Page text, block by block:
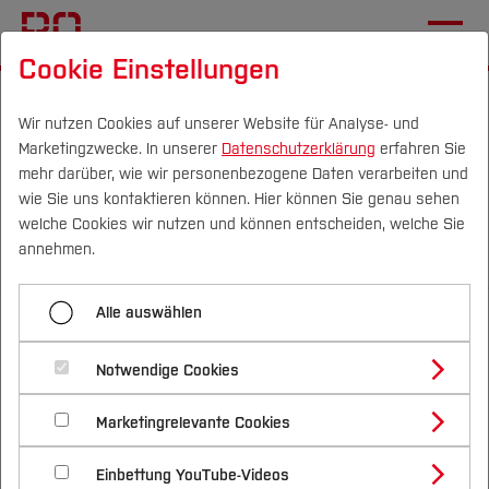
Campus Personen DE|EN Quicklinks
Studium
Studienangebote
Bachelorstudiengänge
Masterstudiengänge
Vor dem Studium
Bewerben & Einschreiben
Bewerbungsportal
Im Studium
Studienbüros und Prüfungen
Nach dem Studium
Forschung & Transfer
Profil
Forschungs- und Transferprofil
Schwerpunkte (FuT)
Beratung & Förderung
Nachhaltigkeit
Nachhaltigkeit studieren
International
1. digitales AMM-Symposium
I am(m) what I am(m) - Positionierung und
Selbstoptimierung in Zeiten Digitaler
Transformation
Cookie Einstellungen
Wir nutzen Cookies auf unserer Website für Analyse- und
Marketingzwecke. In unserer Datenschutzerklärung erfahren Sie
mehr darüber, wie wir personenbezogene Daten verarbeiten und
wie Sie uns kontaktieren können. Hier können Sie genau sehen
welche Cookies wir nutzen und können entscheiden, welche Sie
annehmen.
Alle auswählen
Notwendige Cookies
Marketingrelevante Cookies
Einbettung YouTube-Videos